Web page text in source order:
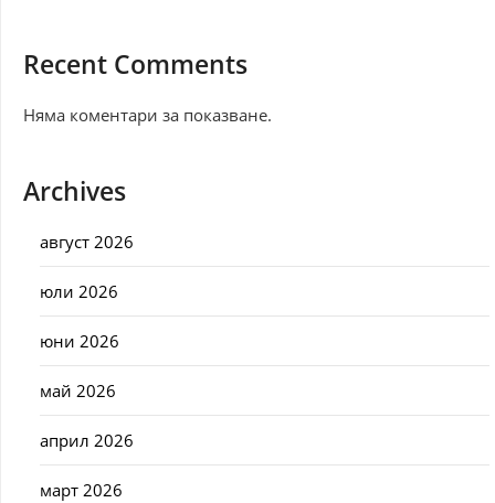
Recent Comments
Няма коментари за показване.
Archives
август 2026
юли 2026
юни 2026
май 2026
април 2026
март 2026